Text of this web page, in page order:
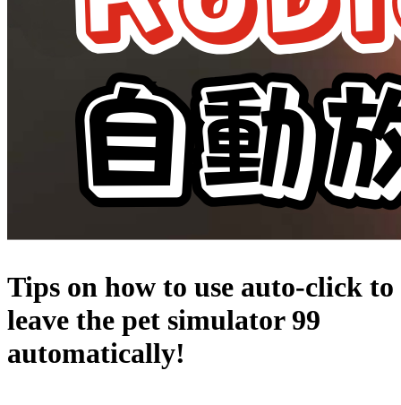
Tips on how to use auto-click to
leave the pet simulator 99
automatically!